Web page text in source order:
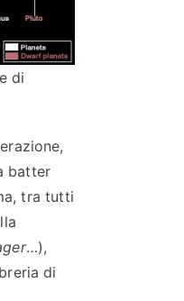
di
batter
tra tutti
…),
di